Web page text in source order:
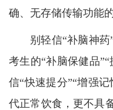
确、无存储传输功能
别轻信“补脑神
考生的“补脑保健品
信“快速提分”“增强
代正常饮食，更不具